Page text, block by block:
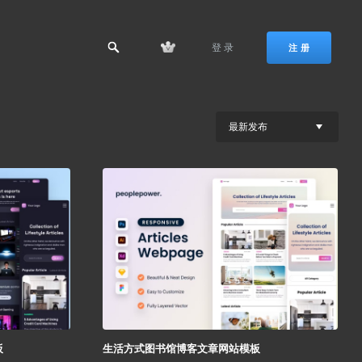
登 录 注 册
最新发布
生活方式图书馆博客文章网站模板